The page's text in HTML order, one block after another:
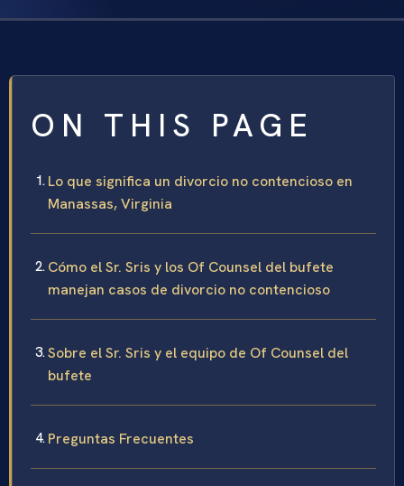
ON THIS PAGE
Lo que significa un divorcio no contencioso en
Manassas, Virginia
Cómo el Sr. Sris y los Of Counsel del bufete
manejan casos de divorcio no contencioso
Sobre el Sr. Sris y el equipo de Of Counsel del
bufete
Preguntas Frecuentes